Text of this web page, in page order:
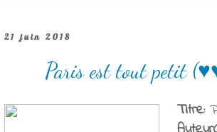
21 juin 2018
Paris est tout petit
Titre: